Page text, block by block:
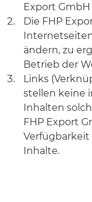
Export
Die FHP
ändern, zu
Betrieb der
Links
stellen keine
Inhalten
FHP Export
Verfügbarkeit
Inhalte.